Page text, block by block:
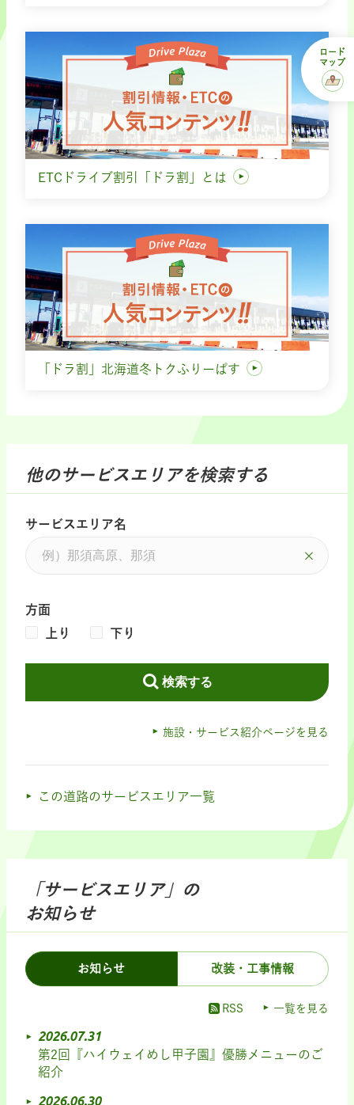
ETCドライブ割引「ドラ割」とは
「ドラ割」北海道冬トクふりーぱす
他のサービスエリアを検索する
サービスエリア名
方面
上り
下り
検索する
施設・サービス紹介ページを見る
この道路のサービスエリア一覧
「サービスエリア」の
お知らせ
お知らせ 改装・工事情報
RSS 一覧を見る
2026.07.31
第2回『ハイウェイめし甲子園』優勝メニューのご
紹介
2026.06.30
ロード
マップ